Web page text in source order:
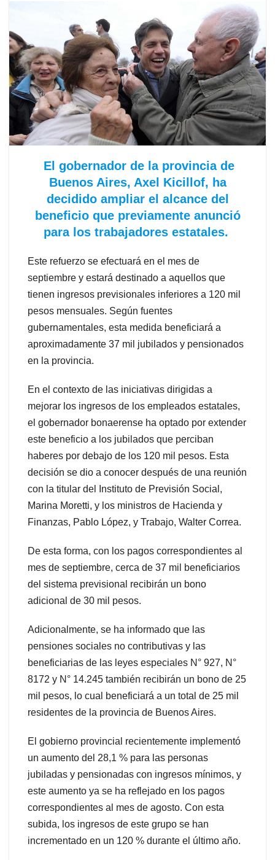
El gobernador de la provincia de
Buenos Aires, Axel Kicillof, ha
decidido ampliar el alcance del
beneficio que previamente anunció
para los trabajadores estatales.
Este refuerzo se efectuará en el mes de
septiembre y estará destinado a aquellos que
tienen ingresos previsionales inferiores a 120 mil
pesos mensuales. Según fuentes
gubernamentales, esta medida beneficiará a
aproximadamente 37 mil jubilados y pensionados
en la provincia.
En el contexto de las iniciativas dirigidas a
mejorar los ingresos de los empleados estatales,
el gobernador bonaerense ha optado por extender
este beneficio a los jubilados que perciban
haberes por debajo de los 120 mil pesos. Esta
decisión se dio a conocer después de una reunión
con la titular del Instituto de Previsión Social,
Marina Moretti, y los ministros de Hacienda y
Finanzas, Pablo López, y Trabajo, Walter Correa.
De esta forma, con los pagos correspondientes al
mes de septiembre, cerca de 37 mil beneficiarios
del sistema previsional recibirán un bono
adicional de 30 mil pesos.
Adicionalmente, se ha informado que las
pensiones sociales no contributivas y las
beneficiarias de las leyes especiales N° 927, N°
8172 y N° 14.245 también recibirán un bono de 25
mil pesos, lo cual beneficiará a un total de 25 mil
residentes de la provincia de Buenos Aires.
El gobierno provincial recientemente implementó
un aumento del 28,1 % para las personas
jubiladas y pensionadas con ingresos mínimos, y
este aumento ya se ha reflejado en los pagos
correspondientes al mes de agosto. Con esta
subida, los ingresos de este grupo se han
incrementado en un 120 % durante el último año.